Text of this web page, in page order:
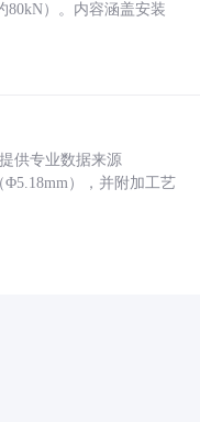
80kN）。内容涵盖安装
供专业数据来源
Φ5.18mm），并附加工艺